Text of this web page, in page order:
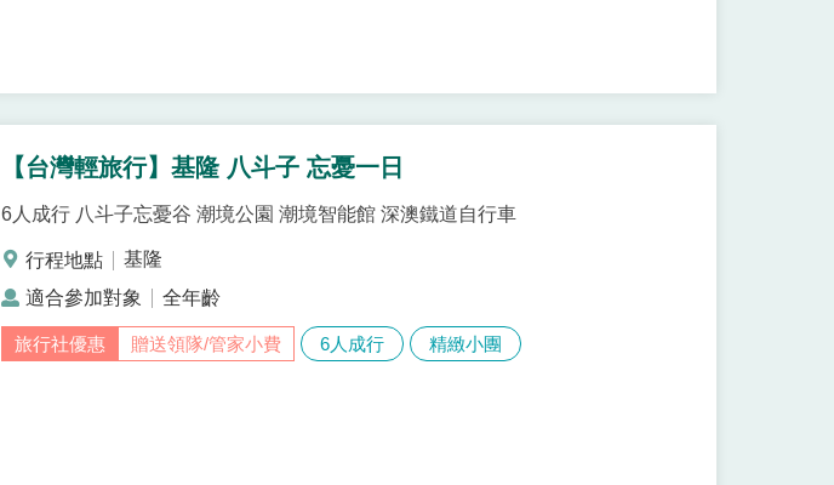
【台灣輕旅行】基隆 八斗子 忘憂一日
6人成行 八斗子忘憂谷 潮境公園 潮境智能館 深澳鐵道自行車
基隆
全年齡
贈送領隊/管家小費 6人成行 精緻小團